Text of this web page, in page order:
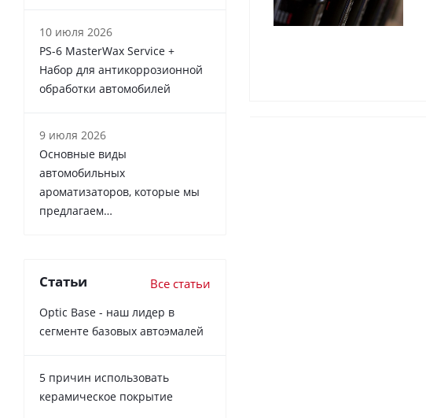
10 июля 2026
PS-6 MasterWax Service +
Набор для антикоррозионной
обработки автомобилей
9 июля 2026
Основные виды
автомобильных
ароматизаторов, которые мы
предлагаем…
Статьи Все статьи
Optic Base - наш лидер в
сегменте базовых автоэмалей
5 причин использовать
керамическое покрытие